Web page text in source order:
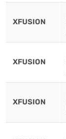
XFUSION
XFUSION
XFUSION